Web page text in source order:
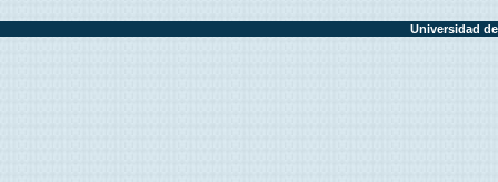
Universidad